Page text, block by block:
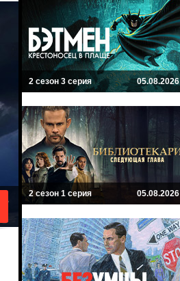
2 сезон 3 серия 05.08.2026
2 сезон 1 серия 05.08.2026